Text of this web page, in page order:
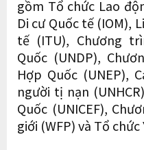
gồm Tổ chức Lao
Di cư Quốc tế (IOM),
tế (ITU), Chương
Quốc (UNDP),
Hợp Quốc (UNEP),
người tị nạn
Quốc (UNICEF),
giới (WFP) và Tổ